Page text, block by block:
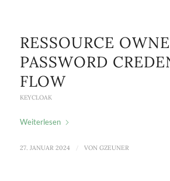
RESSOURCE
PASSWORD
FLOW
KEYCLOAK
Weiterlesen
27. JANUAR 2024 / VON GZEUNER